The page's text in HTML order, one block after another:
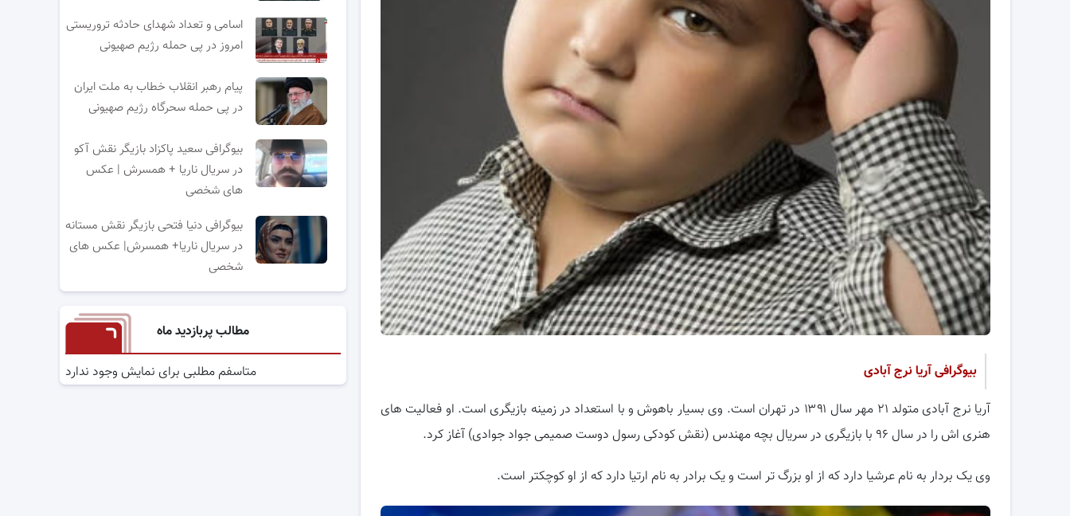
بیوگرافی آریا نرج آبادی
آریا نرج آبادی متولد ۲۱ مهر سال ۱۳۹۱ در تهران است. وی بسیار باهوش و با استعداد در زمینه بازیگری است. او فعالیت های
هنری اش را در سال ۹۶ با بازیگری در سریال بچه مهندس (نقش کودکی رسول دوست صمیمی جواد جوادی) آغاز کرد.
وی یک بردار به نام عرشیا دارد که از او بزرگ تر است و یک برادر به نام ارتیا دارد که از او کوچکتر است.
اسامی و تعداد شهدای حادثه تروریستی
امروز در پی حمله رژیم صهیونی
پیام رهبر انقلاب خطاب به ملت ایران
در پی حمله سحرگاه رژیم صهیونی
بیوگرافی سعید پاکزاد بازیگر نقش آکو
در سریال ناریا + همسرش | عکس
های شخصی
بیوگرافی دنیا فتحی بازیگر نقش مستانه
در سریال ناریا+ همسرش| عکس های
شخصی
مطالب پربازدید ماه
متاسفم مطلبی برای نمایش وجود ندارد